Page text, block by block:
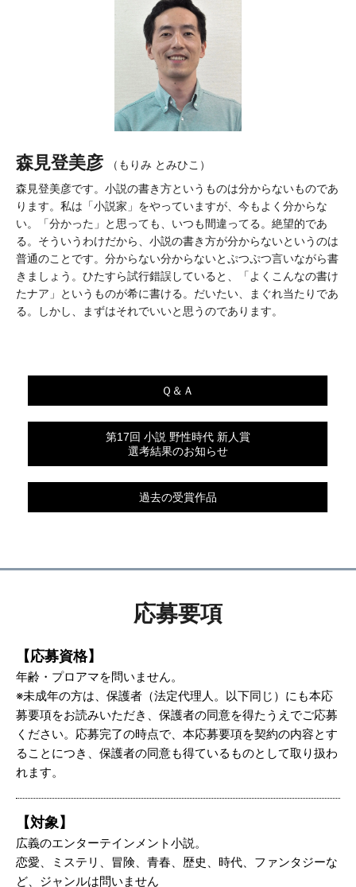
森見登美彦
（もりみ とみひこ）
森見登美彦です。小説の書き方というものは分からないものであ
ります。私は「小説家」をやっていますが、今もよく分からな
い。「分かった」と思っても、いつも間違ってる。絶望的であ
る。そういうわけだから、小説の書き方が分からないというのは
普通のことです。分からない分からないとぷつぷつ言いながら書
きましょう。ひたすら試行錯誤していると、「よくこんなの書け
たナア」というものが希に書ける。だいたい、まぐれ当たりであ
る。しかし、まずはそれでいいと思うのであります。
Ｑ＆Ａ
第17回 小説 野性時代 新人賞
選考結果のお知らせ
過去の受賞作品
応募要項
【応募資格】
年齢・プロアマを問いません。
※未成年の方は、保護者（法定代理人。以下同じ）にも本応
募要項をお読みいただき、保護者の同意を得たうえでご応募
ください。応募完了の時点で、本応募要項を契約の内容とす
ることにつき、保護者の同意も得ているものとして取り扱わ
れます。
【対象】
広義のエンターテインメント小説。
恋愛、ミステリ、冒険、青春、歴史、時代、ファンタジーな
ど、ジャンルは問いません